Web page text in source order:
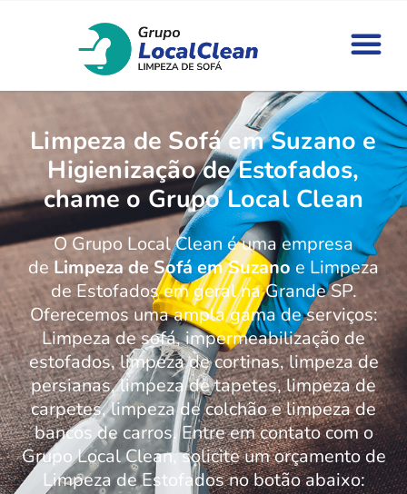
Limpeza de Sofá em Suzano e
Higienização de Estofados,
chame o Grupo Local Clean
O Grupo Local Clean é uma empresa
de Limpeza de Sofá em Suzano e Limpeza
de Estofados em geral na Grande SP.
Oferecemos uma ampla gama de serviços:
Limpeza de sofá, impermeabilização de
estofados, limpeza de cortinas, limpeza de
persianas, limpeza de tapetes, limpeza de
carpetes, limpeza de colchão e limpeza de
bancos de carros. Entre em contato com o
Grupo Local Clean, solicite um orçamento de
Limpeza de Estofados no botão abaixo: